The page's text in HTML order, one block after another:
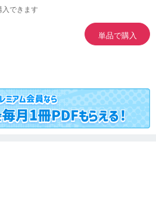
できます
単品で購入